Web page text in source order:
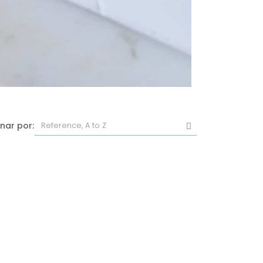
por: